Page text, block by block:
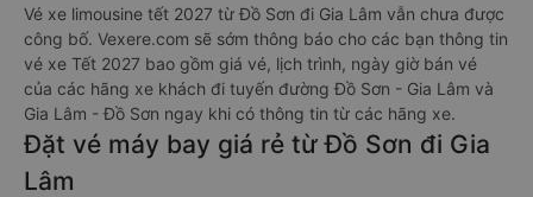
Vé xe limousine tết 2027 từ Đồ Sơn đi Gia Lâm vẫn chưa được
công bố. Vexere.com sẽ sớm thông báo cho các bạn thông tin
vé xe Tết 2027 bao gồm giá vé, lịch trình, ngày giờ bán vé
của các hãng xe khách đi tuyến đường Đồ Sơn - Gia Lâm và
Gia Lâm - Đồ Sơn ngay khi có thông tin từ các hãng xe.
Đặt vé máy bay giá rẻ từ Đồ Sơn đi Gia
Lâm